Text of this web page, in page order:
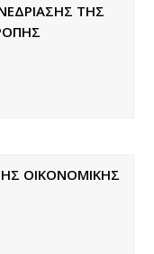
ΤΗΣ
ΟΙΚΟΝΟΜΙΚΗΣ